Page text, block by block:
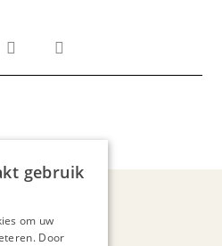
gebruik
om uw
Door